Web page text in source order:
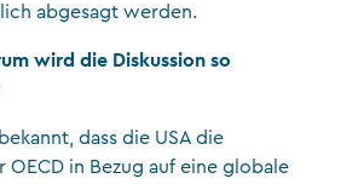
abgesagt werden.
wird die Diskussion so
dass die USA die
OECD in Bezug auf eine globale